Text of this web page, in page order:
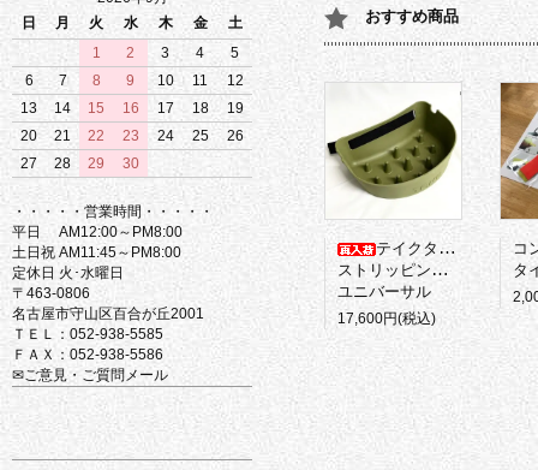
おすすめ商品
テイクタックル
ストリッピングバスケット
ユニバーサル
17,600円(税込)
コ
タ
日
月 火 水 木 金
土
1
2 3 4
5
6
7 8 9 10 11
12
13
14 15 16 17 18
19
20
21 22 23 24 25
26
27
28 29 30
・・・・・営業時間・・・・・
平日 AM12:00～PM8:00
土日祝 AM11:45～PM8:00
定休日 火･水曜日
〒463-0806
名古屋市守山区百合が丘2001
ＴＥＬ：052-938-5585
ＦＡＸ：052-938-5586
✉ご意見・ご質問メール